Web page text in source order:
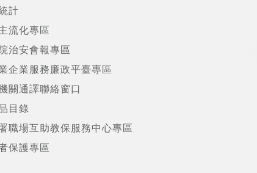
計
流化專區
治安會報專區
企業服務廉政平臺專區
關通譯聯絡窗口
目錄
職場互助教保服務中心專區
保護專區